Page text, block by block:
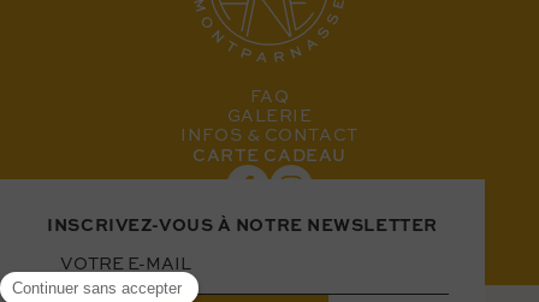
FAQ
GALERIE
INFOS & CONTACT
CARTE CADEAU
INSCRIVEZ-VOUS À NOTRE NEWSLETTER